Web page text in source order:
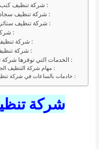
شركة تنظيف كنب بالبخار بأم القيوين :
شركة تنظيف سجاد بالبخار بأم القيوين :
شركة تنظيف ستائر بالبخار بأم القيوين :
شركة نظافة بأم القيوين :
شركة تنظيف بالبخار أم القيوين :
شركة تنظيف مباني بأم القيوين :
الخدمات التي توفرها شركة تنظيف بأم القيوين :
مهام شركة التنظيف الجاف بأم القيوين :
خادمات بالساعات في شركة تنظيف بأم القيوين :
شركة